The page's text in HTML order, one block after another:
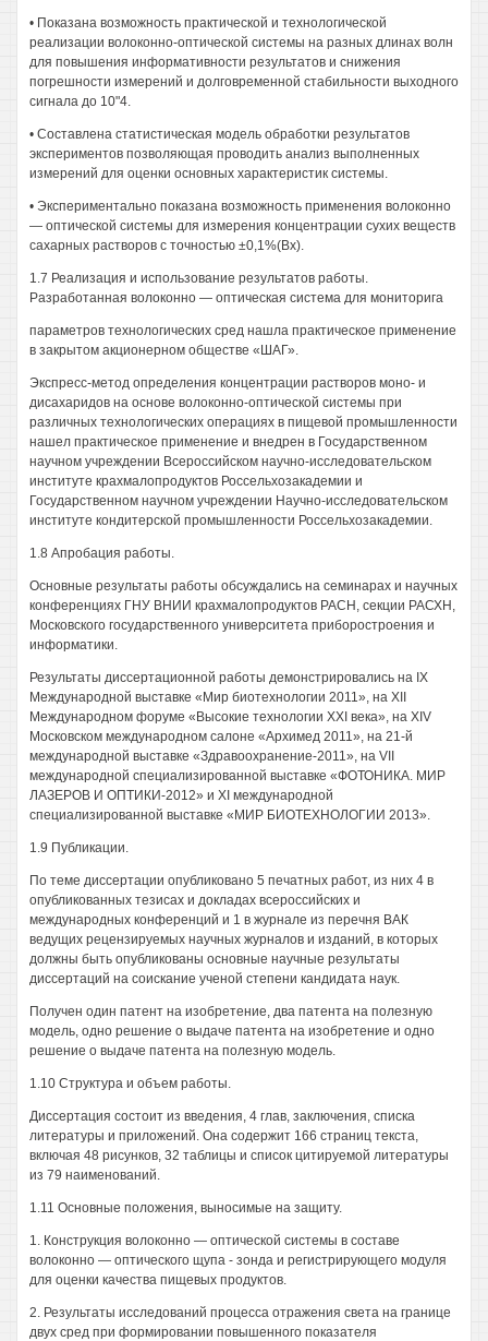
• Показана возможность практической и технологической
реализации волоконно-оптической системы на разных длинах волн
для повышения информативности результатов и снижения
погрешности измерений и долговременной стабильности выходного
сигнала до 10"4.
• Составлена статистическая модель обработки результатов
экспериментов позволяющая проводить анализ выполненных
измерений для оценки основных характеристик системы.
• Экспериментально показана возможность применения волоконно
— оптической системы для измерения концентрации сухих веществ
сахарных растворов с точностью ±0,1%(Вх).
1.7 Реализация и использование результатов работы.
Разработанная волоконно — оптическая система для мониторига
параметров технологических сред нашла практическое применение
в закрытом акционерном обществе «ШАГ».
Экспресс-метод определения концентрации растворов моно- и
дисахаридов на основе волоконно-оптической системы при
различных технологических операциях в пищевой промышленности
нашел практическое применение и внедрен в Государственном
научном учреждении Всероссийском научно-исследовательском
институте крахмалопродуктов Россельхозакадемии и
Государственном научном учреждении Научно-исследовательском
институте кондитерской промышленности Россельхозакадемии.
1.8 Апробация работы.
Основные результаты работы обсуждались на семинарах и научных
конференциях ГНУ ВНИИ крахмалопродуктов РАСН, секции РАСХН,
Московского государственного университета приборостроения и
информатики.
Результаты диссертационной работы демонстрировались на IX
Международной выставке «Мир биотехнологии 2011», на XII
Международном форуме «Высокие технологии XXI века», на XIV
Московском международном салоне «Архимед 2011», на 21-й
международной выставке «Здравоохранение-2011», на VII
международной специализированной выставке «ФОТОНИКА. МИР
ЛАЗЕРОВ И ОПТИКИ-2012» и XI международной
специализированной выставке «МИР БИОТЕХНОЛОГИИ 2013».
1.9 Публикации.
По теме диссертации опубликовано 5 печатных работ, из них 4 в
опубликованных тезисах и докладах всероссийских и
международных конференций и 1 в журнале из перечня ВАК
ведущих рецензируемых научных журналов и изданий, в которых
должны быть опубликованы основные научные результаты
диссертаций на соискание ученой степени кандидата наук.
Получен один патент на изобретение, два патента на полезную
модель, одно решение о выдаче патента на изобретение и одно
решение о выдаче патента на полезную модель.
1.10 Структура и объем работы.
Диссертация состоит из введения, 4 глав, заключения, списка
литературы и приложений. Она содержит 166 страниц текста,
включая 48 рисунков, 32 таблицы и список цитируемой литературы
из 79 наименований.
1.11 Основные положения, выносимые на защиту.
1. Конструкция волоконно — оптической системы в составе
волоконно — оптического щупа - зонда и регистрирующего модуля
для оценки качества пищевых продуктов.
2. Результаты исследований процесса отражения света на границе
двух сред при формировании повышенного показателя